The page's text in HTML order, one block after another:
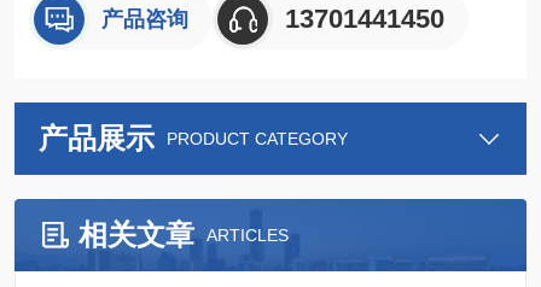
产品咨询 13701441450
产品展示 PRODUCT CATEGORY
相关文章 ARTICLES